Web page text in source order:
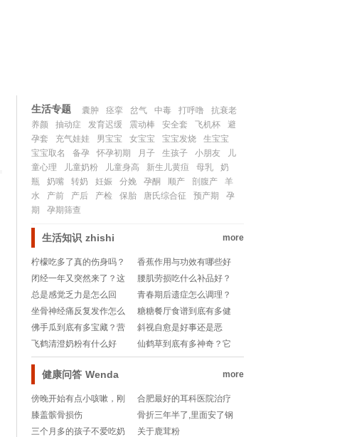
生活专题 囊肿 痉挛 岔气 中毒 打呼噜
抗衰老
养颜
抽动症 发育迟缓 震动棒 安全套 飞机杯
避
孕套
充气娃娃 男宝宝 女宝宝 宝宝发烧
生宝宝
宝宝取名
备孕 怀孕初期 月子 生孩子 小朋友
儿
童心理
儿童奶粉 儿童身高 新生儿黄疸 母乳
奶
瓶
奶嘴 转奶 妊娠 分娩 孕酮 顺产 剖腹产
羊
水
产前 产后 产检 保胎 唐氏综合征 预产期
孕
期
孕期筛查
生活知识 zhishi more
柠檬吃多了真的伤身吗？
这些副作用你知道吗？
香蕉作用与功效有哪些好
处？吃对了真的能养生
吗？
闭经一年又突然来了？这
是身体在释放什么信号？
腰肌劳损吃什么补品好？
办公室族必看！
总是感觉乏力是怎么回
事？是不是身体在求救？
青春期后遗症怎么调理？
这些健康小妙招你一定要
知道！
坐骨神经痛反复发作怎么
办？有没有生活小妙招能
缓解不适？
糖糖餐厅食谱到底有多健
康？低卡又好吃的秘密是
什么？
佛手瓜到底有多宝藏？营
养隐藏款被我挖到了！
斜视自愈是好事还是恶
性？眼睛健康有哪些隐藏
信号要关注？
飞鹤清澄奶粉有什么好
处？适合哪些人群喝？
仙鹤草到底有多神奇？它
真的能包治百病吗？
健康问答 Wenda more
傍晚开始有点小咳嗽，刚
才吃饭中途开始咳，
合肥最好的耳科医院治疗
效果怎样？合肥百姓
膝盖髌骨损伤
骨折三年半了,里面安了钢
板,现在想取出来
三个月多的孩子不爱吃奶
关于鹿茸粉